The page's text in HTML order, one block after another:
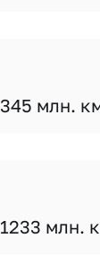
345 млн.
1233 млн.